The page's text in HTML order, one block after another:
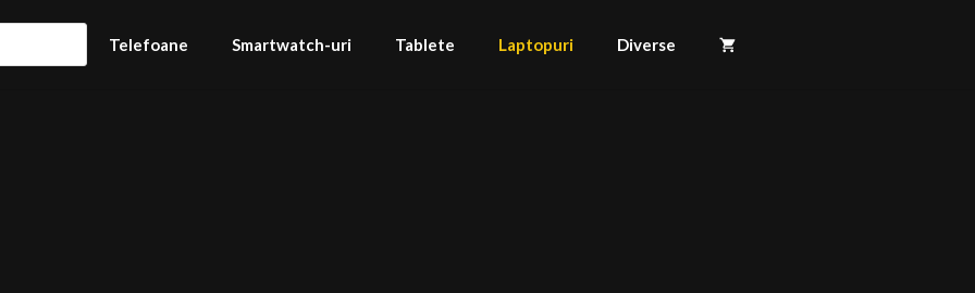
Telefoane Smartwatch-uri Tablete Laptopuri Diverse